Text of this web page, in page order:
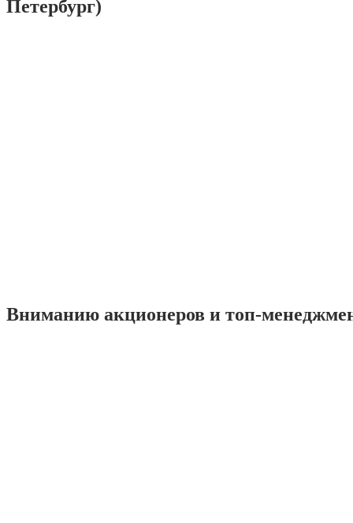
Петербург)
Вниманию акционеров и топ-